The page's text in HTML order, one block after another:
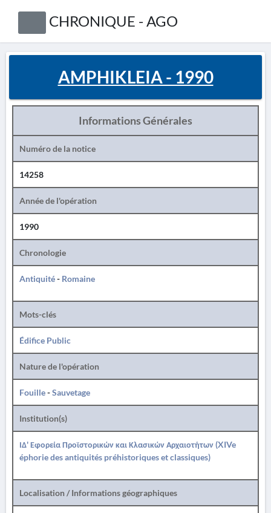
CHRONIQUE - AGO
AMPHIKLEIA - 1990
Informations Générales
Numéro de la notice
14258
Année de l'opération
1990
Chronologie
Antiquité- Romaine
Mots-clés
Édifice Public
Nature de l'opération
Fouille-Sauvetage
Institution(s)
ΙΔ' Εφορεία Προϊστορικών και Κλασικών Αρχαιοτήτων (XIVe
éphorie des antiquités préhistoriques et classiques)
Localisation / Informations géographiques